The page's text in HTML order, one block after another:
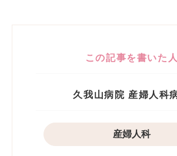
この記事を書いた人
久我山病院 産婦人科
産婦人科